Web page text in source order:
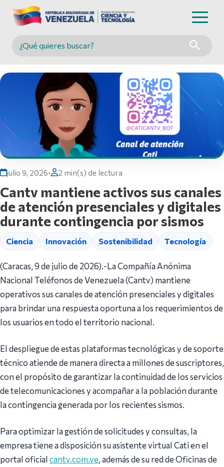
Buscar en MINCYT
julio 9, 2026• 2 min(s) de lectura
Cantv mantiene activos sus canales
de atención presenciales y digitales
durante contingencia por sismos
Ciencia Innovación Sostenibilidad Tecnología
(Caracas, 9 de julio de 2026).-La Compañía Anónima
Nacional Teléfonos de Venezuela (Cantv) mantiene
operativos sus canales de atención presenciales y digitales
para brindar una respuesta oportuna a los requerimientos de
los usuarios en todo el territorio nacional.
El despliegue de estas plataformas tecnológicas y de soporte
técnico atiende de manera directa a millones de suscriptores,
con el propósito de garantizar la continuidad de los servicios
de telecomunicaciones y acompañar a la población durante
la contingencia generada por los recientes sismos.
Para optimizar la gestión de solicitudes y consultas, la
empresa tiene a disposición su asistente virtual Cati en el
portal oficial cantv.com.ve , además de su red de Oficinas de